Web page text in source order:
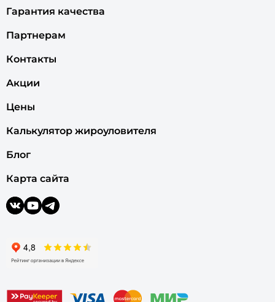
Гарантия качества
Партнерам
Контакты
Акции
Цены
Калькулятор жироуловителя
Блог
Карта сайта